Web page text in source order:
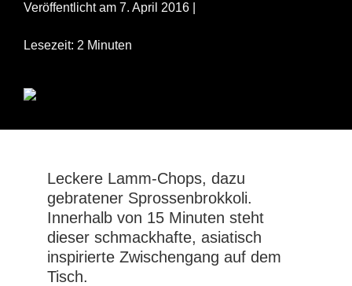
Veröffentlicht am 7. April 2016 |
Lesezeit: 2 Minuten
Leckere Lamm-Chops, dazu
gebratener Sprossenbrokkoli.
Innerhalb von 15 Minuten steht
dieser schmackhafte, asiatisch
inspirierte Zwischengang auf dem
Tisch.